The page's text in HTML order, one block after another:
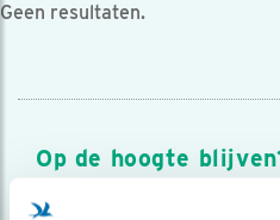
Geen resultaten.
Op de hoogte
Meld je aan en ontvang